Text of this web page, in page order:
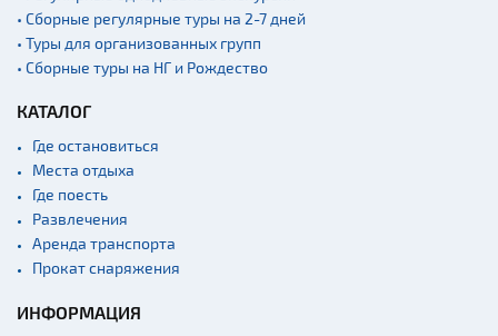
Памятники
Памятники известным
людям
Кладбище
Монастыри
Костелы
Театры
Концертные залы
Начало и окончание
• Сборные регулярные туры на 2-7 дней
• Туры для организованных групп
• Сборные туры на НГ и Рождество
КАТАЛОГ
Где остановиться
Места отдыха
Где поесть
Развлечения
Аренда транспорта
Прокат снаряжения
ИНФОРМАЦИЯ